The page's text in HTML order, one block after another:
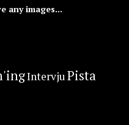
any images...
IntervjuPista